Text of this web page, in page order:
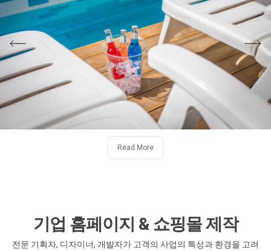
Read More
기업 홈페이지 & 쇼핑몰 제작
전문 기획자, 디자이너, 개발자가 고객의 사업의 특성과 환경을 고려